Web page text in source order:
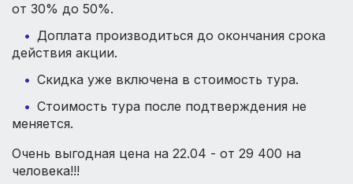
от 30% до 50%.
Доплата производиться до окончания срока
действия акции.
Скидка уже включена в стоимость тура.
Стоимость тура после подтверждения не
меняется.
Очень выгодная цена на 22.04 - от 29 400 на
человека!!!